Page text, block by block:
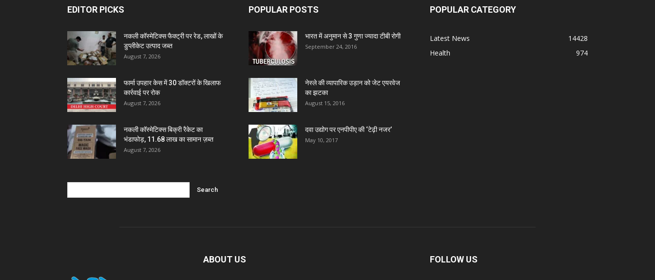
EDITOR PICKS
नकली कॉस्मेटिक्स फैक्ट्री पर रेड, लाखों के
डुप्लीकेट उत्पाद जब्त
August 7, 2026
फार्मा उपहार केस में 30 डॉक्टरों के खिलाफ
कार्रवाई पर रोक
August 7, 2026
नकली कॉस्मेटिक्स बिक्री रैकेट का
भंडाफोड़, 11.68 लाख का सामान ज़ब्त
August 7, 2026
POPULAR POSTS
भारत में अनुमान से 3 गुणा ज्यादा टीबी रोगी
September 24, 2016
नेस्ले की व्यापारिक उड़ान को जेट एयरवेज
का झटका
August 15, 2016
दवा उद्योग पर एनपीपीए की ‘टेढ़ी नजर’
May 10, 2017
POPULAR CATEGORY
Latest News
14428
Health
974
ABOUT US FOLLOW US